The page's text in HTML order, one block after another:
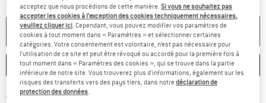
Quantité:
AJOUTER AU PANIER
ENREGISTRER COMPARER
Livraison gratuite dès 69 € (FR)
acceptez que nous procédions de cette manière.Si vous ne souhaitez pas
accepter les cookies à l’exception des cookies techniquement nécessaires,
veuillez cliquer ici. Cependant, vous pouvez modifier vos paramètres de
cookies à tout moment dans « Paramètres » et sélectionner certaines
catégories. Votre consentement est volontaire, n’est pas nécessaire pour
l’utilisation de ce site et peut être révoqué ou accordé pour la première fois à
tout moment dans « Paramètres des cookies », qui se trouve dans la partie
inférieure de notre site. Vous trouverez plus d'informations, également sur les
risques des transferts vers des pays tiers, dans notredéclaration de
protection des données.